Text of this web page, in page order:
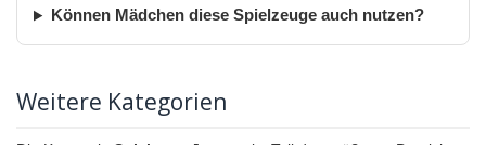
Können Mädchen diese Spielzeuge auch nutzen?
Weitere Kategorien